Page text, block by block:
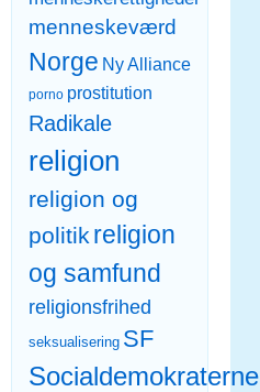
menneskeværd
Norge Ny Alliance
porno prostitution
Radikale
religion
religion og
politik religion
og samfund
religionsfrihed
seksualisering SF
Socialdemokraterne